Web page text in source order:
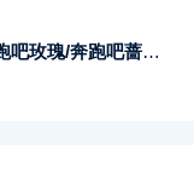
集][韩语中字][rmvb/每集约240-320M左右]